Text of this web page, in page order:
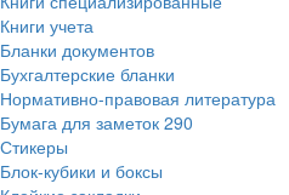
Книги учета
Бланки документов
Бухгалтерские бланки
Нормативно-правовая литература
Бумага для заметок 290
Стикеры
Блок-кубики и боксы